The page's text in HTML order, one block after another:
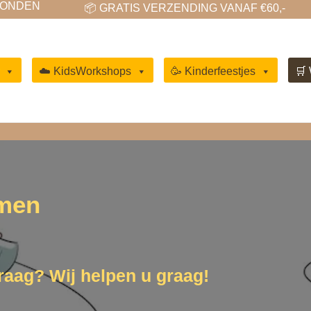
📦 GRATIS VERZENDING VANAF €60,-
☁️ KidsWorkshops 🥳 Kinderfeestjes 🛒
Wij helpen u graag!